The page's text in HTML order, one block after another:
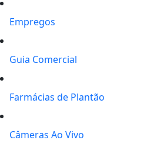
Empregos
Guia Comercial
Farmácias de Plantão
Câmeras Ao Vivo